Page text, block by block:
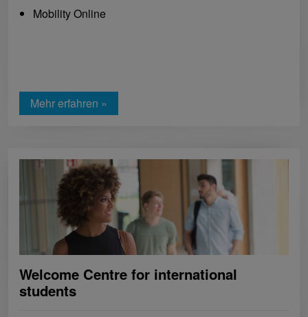
Mobility Online
Mehr erfahren »
Welcome Centre for international
students